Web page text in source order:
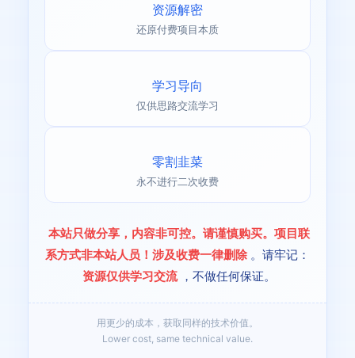
资源解密
还原付费项目本质
学习导向
仅供思路交流学习
零割韭菜
永不进行二次收费
本站只做分享，内容非可控。请谨慎购买。项目联
系方式非本站人员！涉及收费一律删除 。请牢记：
资源仅供学习交流 ，不做任何保证。
用更少的成本，获取同样的技术价值。
Lower cost, same technical value.